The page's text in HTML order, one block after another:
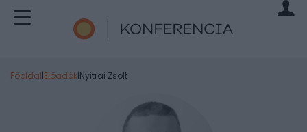
Főoldal|Előadók|Nyitrai Zsolt